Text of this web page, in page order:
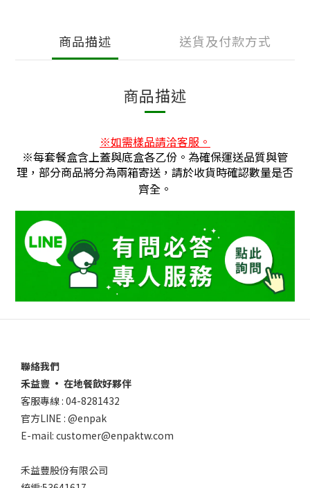
商品描述 送貨及付款方式
商品描述
※如需樣品請洽客服。
※每套餐盒含上蓋與底盒各乙份。為確保運送品質與管
理，部分商品將分為兩箱寄送，請於收貨時確認數量是否
齊全。
聯絡我們
禾益豐 • 在地餐飲好夥伴
客服專線 : 04-8281432
官方LINE : @enpak
E-mail: customer@enpaktw.com
禾益豐股份有限公司